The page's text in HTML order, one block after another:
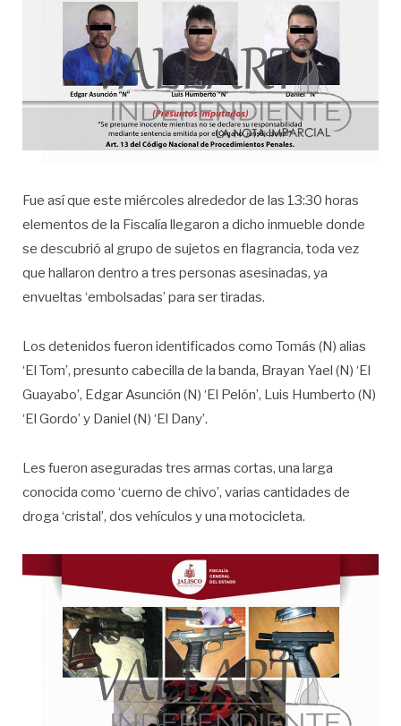
Fue así que este miércoles alrededor de las 13:30 horas
elementos de la Fiscalía llegaron a dicho inmueble donde
se descubrió al grupo de sujetos en flagrancia, toda vez
que hallaron dentro a tres personas asesinadas, ya
envueltas ‘embolsadas’ para ser tiradas.
Los detenidos fueron identificados como Tomás (N) alias
‘El Tom’, presunto cabecilla de la banda, Brayan Yael (N) ‘El
Guayabo’, Edgar Asunción (N) ‘El Pelón’, Luis Humberto (N)
‘El Gordo’ y Daniel (N) ‘El Dany’.
Les fueron aseguradas tres armas cortas, una larga
conocida como ‘cuerno de chivo’, varias cantidades de
droga ‘cristal’, dos vehículos y una motocicleta.